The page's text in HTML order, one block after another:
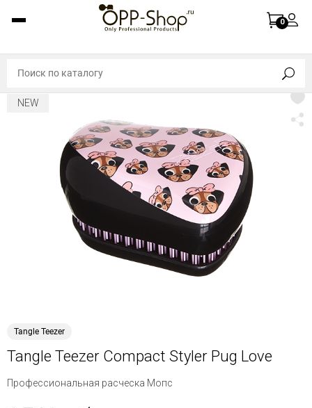
0
NEW
Tangle Teezer
Tangle Teezer Compact Styler Pug Love
Профессиональная расческа Мопс